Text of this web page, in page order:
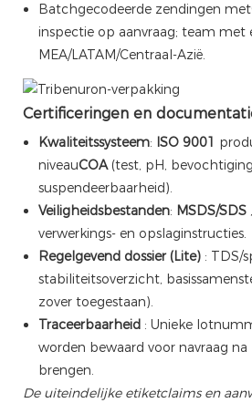
Batchgecodeerde zendingen met
inspectie op aanvraag; team met
MEA/LATAM/Centraal-Azië.
Certificeringen en
Kwaliteitssysteem: ISO 9001
niveauCOA(test, pH,
suspendeerbaarheid).
Veiligheidsbestanden: MSDS/SDS
verwerkings- en opslaginstructies.
Regelgevend dossier (Lite): TDS/
stabiliteitsoverzicht,
zover toegestaan).
Traceerbaarheid: Unieke
worden bewaard voor navraag
brengen.
De uiteindelijke etiketclaims en